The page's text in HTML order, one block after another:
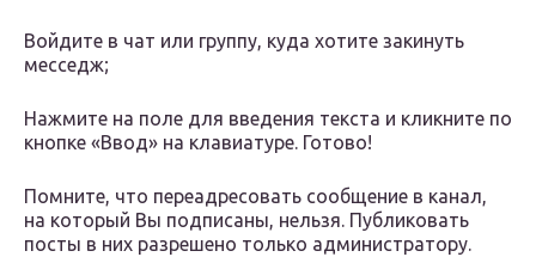
Войдите в чат или группу, куда хотите закинуть
месседж;
Нажмите на поле для введения текста и кликните по
кнопке «Ввод» на клавиатуре. Готово!
Помните, что переадресовать сообщение в канал,
на который Вы подписаны, нельзя. Публиковать
посты в них разрешено только администратору.